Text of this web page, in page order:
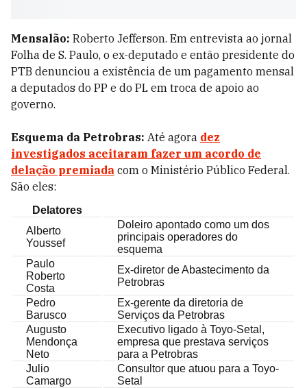
Mensalão: Roberto Jefferson. Em entrevista ao jornal
Folha de S. Paulo, o ex-deputado e então presidente do
PTB denunciou a existência de um pagamento mensal
a deputados do PP e do PL em troca de apoio ao
governo.
Esquema da Petrobras: Até agora dez
investigados aceitaram fazer um acordo de
delação premiada com o Ministério Público Federal.
São eles:
Delatores
Alberto
Youssef
Doleiro apontado como um dos
principais operadores do
esquema
Paulo
Roberto
Costa
Ex-diretor de Abastecimento da
Petrobras
Pedro
Barusco
Ex-gerente da diretoria de
Serviços da Petrobras
Augusto
Mendonça
Neto
Executivo ligado à Toyo-Setal,
empresa que prestava serviços
para a Petrobras
Julio
Camargo
Consultor que atuou para a Toyo-
Setal